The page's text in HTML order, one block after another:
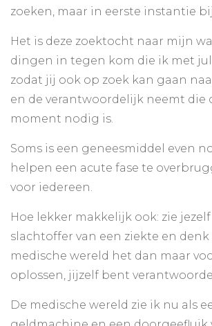
zoeken, maar in eerste instantie
Het is deze zoektocht naar mijn
dingen in tegen kom die ik met
zodat jij ook op zoek kan gaan
en de verantwoordelijk neemt die
moment nodig is.
Soms is een geneesmiddel even
helpen een acute fase te
voor iedereen.
Hoe lekker makkelijk ook: zie
slachtoffer van een ziekte en
medische wereld het dan maar
oplossen, jijzelf bent
De medische wereld zie ik nu als